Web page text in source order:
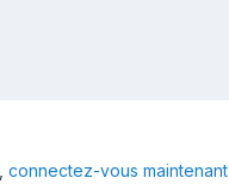
connectez-vous maintenant